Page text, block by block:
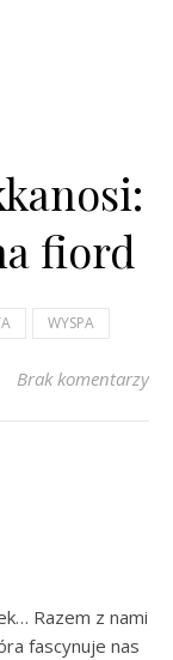
fiord
WYSPA
Brak komentarzy
Razem z nami
fascynuje nas